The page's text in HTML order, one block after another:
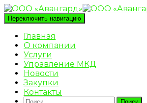
Переключить навигацию
Главная
О компании
Услуги
Управление МКД
Новости
Закупки
Контакты
Найти: